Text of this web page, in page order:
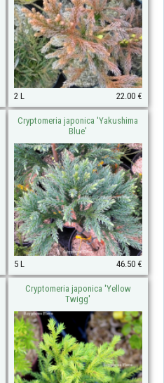
2 L 22.00 €
Cryptomeria japonica 'Yakushima
Blue'
5 L 46.50 €
Cryptomeria japonica 'Yellow
Twigg'